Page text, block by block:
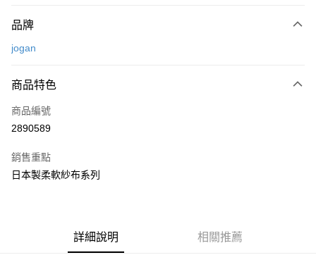
台灣樂天信用卡公司
玉山商業銀行
台灣樂天信用卡公司
相關說明
1.本服務由台灣大哥大提供，台灣大哥大用戶可立即使用無須另外申請。
流程，驗證手機門號後，選擇欲分期的期數、繳款截止日，確認付款後即完
3.實際核准額度、可分期數及費用金額請依後續交易確認頁面所載為準。
消。如遇「轉專審核」未通過狀況，表示未達大哥付你分期系統評分，恕無
法說明評估內容。
帳／街口支付／iPASS MONEY」等通路繳費。
AFTEE先享後付
【關於「AFTEE先享後付」】
AFTEE先享後付是「在收到商品之後才付款」的支付方式。 讓您購物簡單
１．簡單：不需註冊會員、不需綁卡、不需儲值。
３．安心：先確認商品／服務後，再付款。
結帳頁面，進行簡訊認證並確認金額後，即可完成結帳。
２．訂單成立數日內，您將收到繳費通知簡訊。
３．收到繳費通知簡訊後14天內，點擊此簡訊中的連結，可透過四大超商／
ATM付款
運送方式
全家取貨付款
品牌
jogan
商品特色
商品編號
2890589
銷售重點
日本製柔軟紗布系列
詳細說明 相關推薦